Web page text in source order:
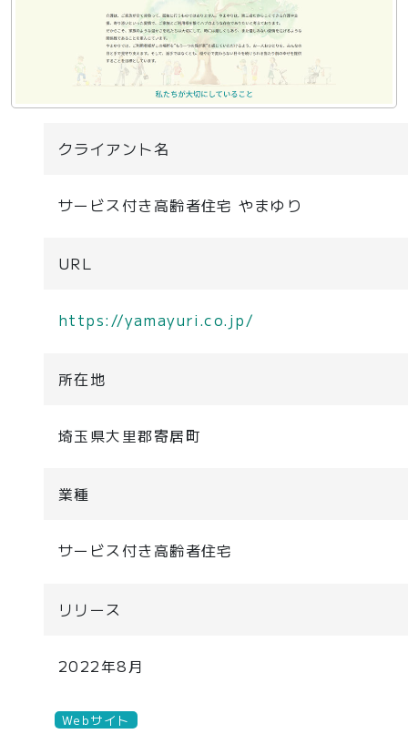
クライアント名
サービス付き高齢者住宅 やまゆり
URL
https://yamayuri.co.jp/
所在地
埼玉県大里郡寄居町
業種
サービス付き高齢者住宅
リリース
2022年8月
Webサイト